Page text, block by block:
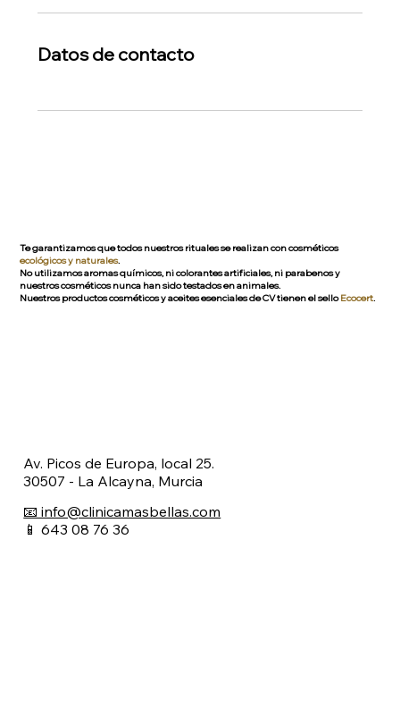
Te garantizamos que todos nuestros rituales se realizan con cosméticos
ecológicos y naturales.
No utilizamos aromas químicos, ni colorantes artificiales, ni parabenos y
nuestros cosméticos nunca han sido testados en animales.
Nuestros productos cosméticos y aceites esenciales de CV tienen el selloEcocert.
Datos de contacto
Av. Picos de Europa, local 25.
30507 - La Alcayna, Murcia
📧 info@clinicamasbellas.com
📱 643 08 76 36